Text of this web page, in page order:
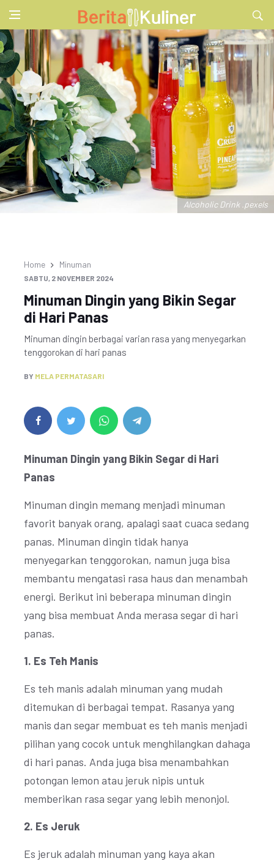
Alcoholic Drink .pexels
Home Minuman
SABTU, 2 NOVEMBER 2024
Minuman Dingin yang Bikin Segar
di Hari Panas
Minuman dingin berbagai varian rasa yang menyegarkan
tenggorokan di hari panas
BY MELA PERMATASARI
Minuman Dingin yang Bikin Segar di Hari
Panas
Minuman dingin memang menjadi minuman
favorit banyak orang, apalagi saat cuaca sedang
panas. Minuman dingin tidak hanya
menyegarkan tenggorokan, namun juga bisa
membantu mengatasi rasa haus dan menambah
energi. Berikut ini beberapa minuman dingin
yang bisa membuat Anda merasa segar di hari
panas.
1. Es Teh Manis
Es teh manis adalah minuman yang mudah
ditemukan di berbagai tempat. Rasanya yang
manis dan segar membuat es teh manis menjadi
pilihan yang cocok untuk menghilangkan dahaga
di hari panas. Anda juga bisa menambahkan
potongan lemon atau jeruk nipis untuk
memberikan rasa segar yang lebih menonjol.
2. Es Jeruk
Es jeruk adalah minuman yang kaya akan